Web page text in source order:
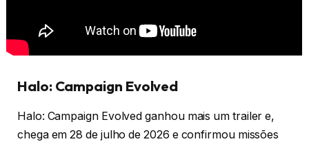
Halo: Campaign Evolved
Halo: Campaign Evolved ganhou mais um trailer e,
chega em 28 de julho de 2026 e confirmou missões